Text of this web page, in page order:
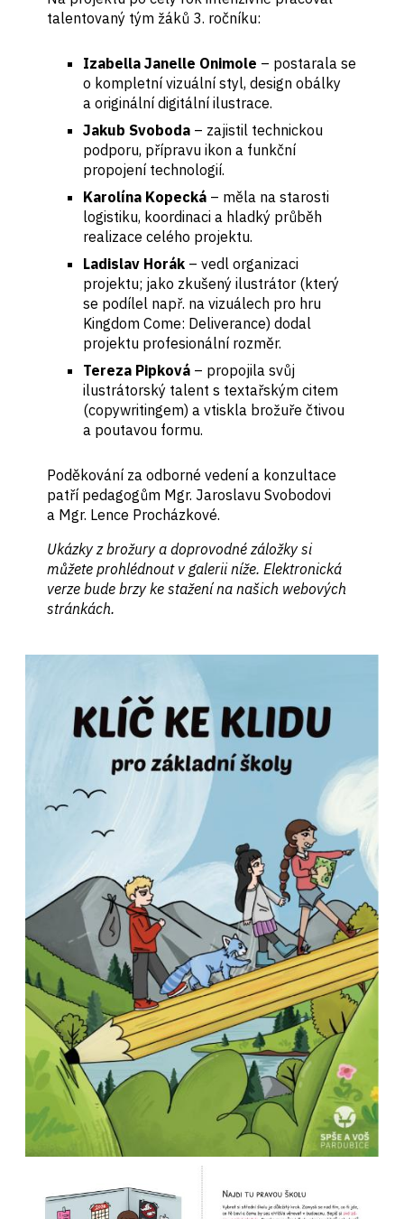
talentovaný tým žáků 3. ročníku:
Izabella Janelle Onimole – postarala se
o kompletní vizuální styl, design obálky
a originální digitální ilustrace.
Jakub Svoboda – zajistil technickou
podporu, přípravu ikon a funkční
propojení technologií.
Karolína Kopecká – měla na starosti
logistiku, koordinaci a hladký průběh
realizace celého projektu.
Ladislav Horák – vedl organizaci
projektu; jako zkušený ilustrátor (který
se podílel např. na vizuálech pro hru
Kingdom Come: Deliverance) dodal
projektu profesionální rozměr.
Tereza Pipková – propojila svůj
ilustrátorský talent s textařským citem
(copywritingem) a vtiskla brožuře čtivou
a poutavou formu.
Poděkování za odborné vedení a konzultace
patří pedagogům Mgr. Jaroslavu Svobodovi
a Mgr. Lence Procházkové.
Ukázky z brožury a doprovodné záložky si
můžete prohlédnout v galerii níže. Elektronická
verze bude brzy ke stažení na našich webových
stránkách.